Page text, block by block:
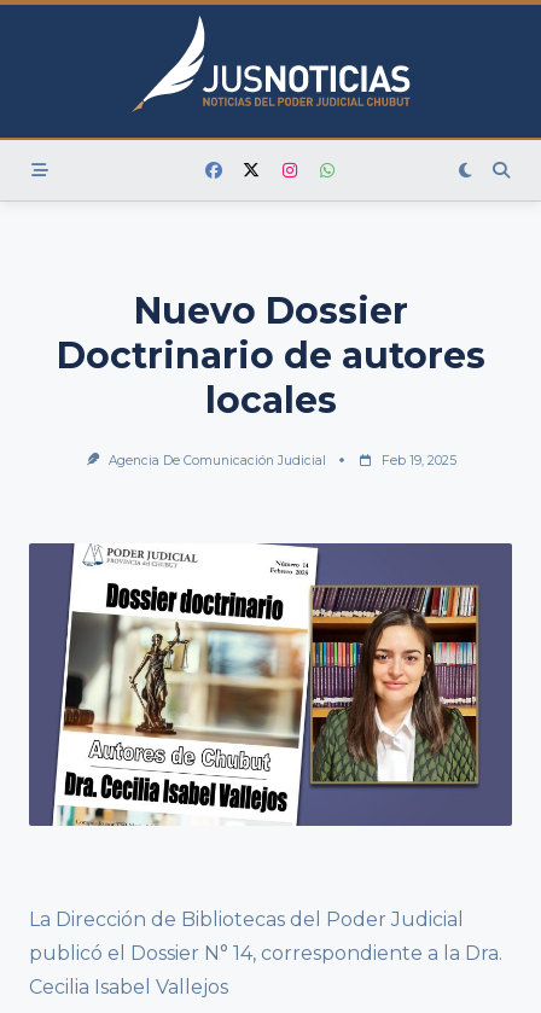
Skip
Nuevo Dossier
Doctrinario de autores
locales
Agencia De Comunicación Judicial Feb 19, 2025
La Dirección de Bibliotecas del Poder Judicial
publicó el Dossier N° 14, correspondiente a la Dra.
Cecilia Isabel Vallejos